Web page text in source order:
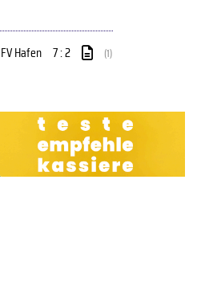
FV Hafen 7 : 2 (1)